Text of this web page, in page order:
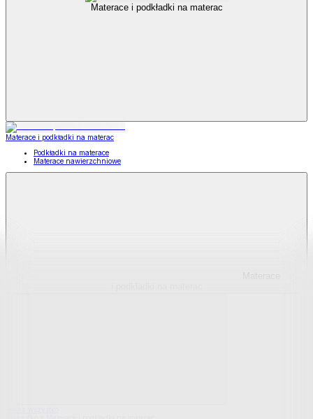
Materace i podkładki na materac
Materace i podkładki na materac
Podkładki na materace
Materace nawierzchniowe